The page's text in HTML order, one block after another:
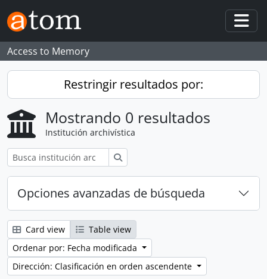
Skip to main content
Access to Memory
Restringir resultados por:
Mostrando 0 resultados
Institución archivística
Opciones avanzadas de búsqueda
Card view
Table view
Ordenar por: Fecha modificada
Dirección: Clasificación en orden ascendente